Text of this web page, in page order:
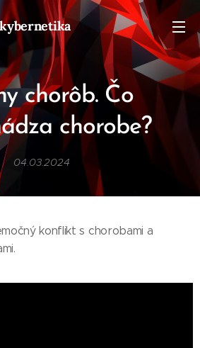
chorôb. Čo
chorobe?
04.03.2024
konflikt s chorobami a